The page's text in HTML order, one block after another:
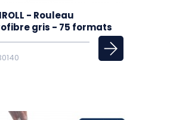
- Rouleau
gris - 75 formats